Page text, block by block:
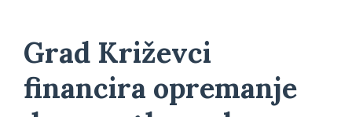
Grad Križevci
financira opremanje